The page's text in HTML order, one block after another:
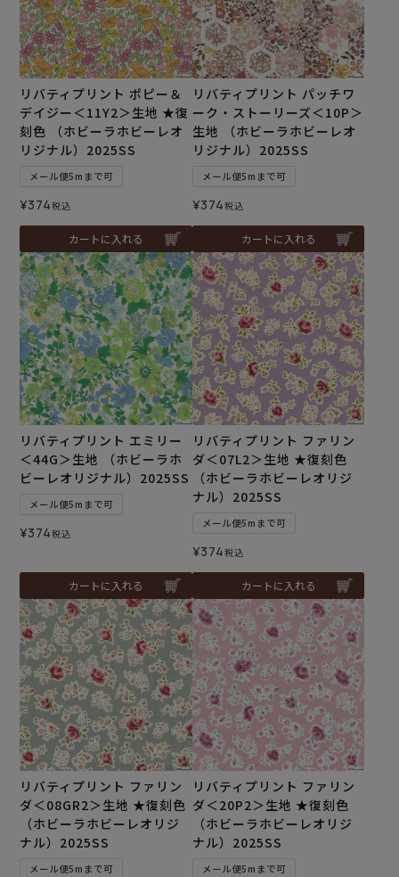
リバティプリント ポピー＆
デイジー＜11Y2＞生地 ★復
刻色 （ホビーラホビーレオ
リジナル）2025SS
メール便5mまで可
¥374税込
カートに入れる
リバティプリント パッチワ
ーク・ストーリーズ＜10P＞
生地 （ホビーラホビーレオ
リジナル）2025SS
メール便5mまで可
¥374税込
カートに入れる
リバティプリント エミリー
＜44G＞生地 （ホビーラホ
ビーレオリジナル）2025SS
メール便5mまで可
¥374税込
カートに入れる
リバティプリント ファリン
ダ＜07L2＞生地 ★復刻色
（ホビーラホビーレオリジ
ナル）2025SS
メール便5mまで可
¥374税込
カートに入れる
リバティプリント ファリン
ダ＜08GR2＞生地 ★復刻色
（ホビーラホビーレオリジ
ナル）2025SS
メール便5mまで可
リバティプリント ファリン
ダ＜20P2＞生地 ★復刻色
（ホビーラホビーレオリジ
ナル）2025SS
メール便5mまで可